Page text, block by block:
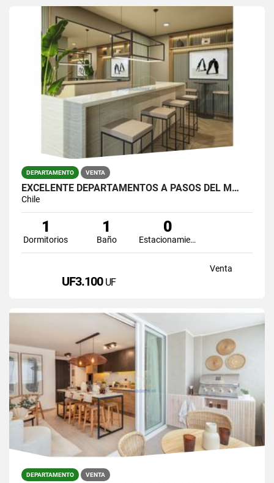
DEPARTAMENTO VENTA
EXCELENTE DEPARTAMENTOS A PASOS DEL M…
Chile
1
Dormitorios
1
Baño
0
Estacionamiento
Venta
UF3.100 UF
DEPARTAMENTO VENTA